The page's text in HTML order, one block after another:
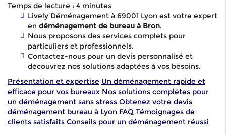
Temps de lecture : 4 minutes
Lively Déménagement à 69001 Lyon est votre expert
en déménagement de bureau à Bron.
Nous proposons des services complets pour
particuliers et professionnels.
Contactez-nous pour un devis personnalisé et
découvrez nos solutions adaptées à vos besoins.
Présentation et expertise Un déménagement rapide et
efficace pour vos bureaux Nos solutions complètes pour
un déménagement sans stress Obtenez votre devis
déménagement bureau à Lyon FAQ Témoignages de
clients satisfaits Conseils pour un déménagement réussi